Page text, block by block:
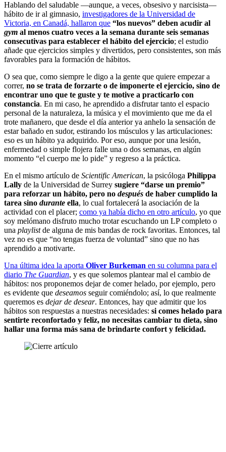
Hablando del saludable —aunque, a veces, obsesivo y narcisista—
hábito de ir al gimnasio, investigadores de la Universidad de
Victoria, en Canadá, hallaron que “los nuevos” deben acudir al
gym al menos cuatro veces a la semana durante seis semanas
consecutivas para establecer el hábito del ejercicio; el estudio
añade que ejercicios simples y divertidos, pero consistentes, son más
favorables para la formación de hábitos.
O sea que, como siempre le digo a la gente que quiere empezar a
correr, no se trata de forzarte o de imponerte el ejercicio, sino de
encontrar uno que te guste y te motive a practicarlo con
constancia. En mi caso, he aprendido a disfrutar tanto el espacio
personal de la naturaleza, la música y el movimiento que me da el
trote mañanero, que desde el día anterior ya anhelo la sensación de
estar bañado en sudor, estirando los músculos y las articulaciones:
eso es un hábito ya adquirido. Por eso, aunque por una lesión,
enfermedad o simple flojera falle una o dos semanas, en algún
momento “el cuerpo me lo pide” y regreso a la práctica.
En el mismo artículo de Scientific American, la psicóloga Philippa
Lally de la Universidad de Surrey sugiere “darse un premio”
para reforzar un hábito, pero no después de haber cumplido la
tarea sino durante ella, lo cual fortalecerá la asociación de la
actividad con el placer; como ya había dicho en otro artículo, yo que
soy melómano disfruto mucho trotar escuchando un LP completo o
una playlistde alguna de mis bandas de rock favoritas. Entonces, tal
vez no es que “no tengas fuerza de voluntad” sino que no has
aprendido a motivarte.
Una última idea la aporta Oliver Burkeman en su columna para el
diario The Guardian, y es que solemos plantear mal el cambio de
hábitos: nos proponemos dejar de comer helado, por ejemplo, pero
es evidente que deseamos seguir comiéndolo; así, lo que realmente
queremos es dejar de desear. Entonces, hay que admitir que los
hábitos son respuestas a nuestras necesidades: si comes helado para
sentirte reconfortado y feliz, no necesitas cambiar tu dieta, sino
hallar una forma más sana de brindarte confort y felicidad.